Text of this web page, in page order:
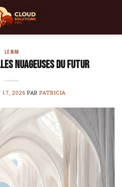
LE MAG
nuageuses du futur
17, 2026 PARPATRICIA